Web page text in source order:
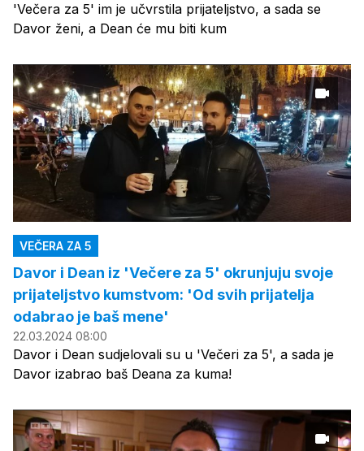
'Večera za 5' im je učvrstila prijateljstvo, a sada se
Davor ženi, a Dean će mu biti kum
VEČERA ZA 5
Davor i Dean iz 'Večere za 5' okrunjuju svoje
prijateljstvo kumstvom: 'Od svih prijatelja
odabrao je baš mene'
22.03.2024 08:00
Davor i Dean sudjelovali su u 'Večeri za 5', a sada je
Davor izabrao baš Deana za kuma!